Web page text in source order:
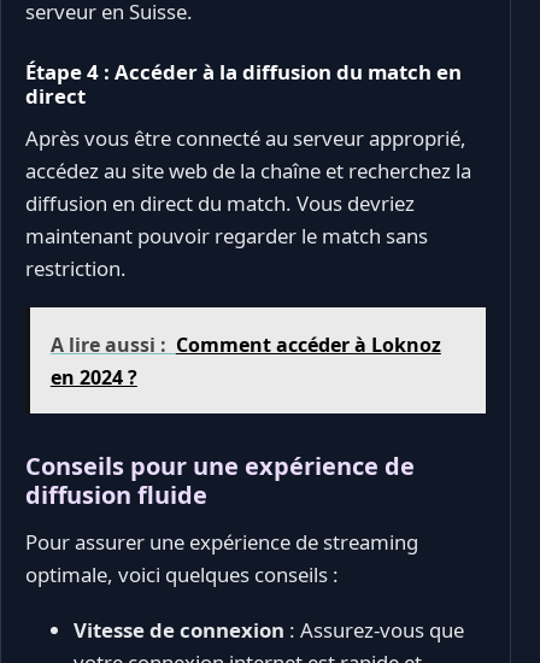
serveur en Suisse.
Étape 4 : Accéder à la diffusion du match en
direct
Après vous être connecté au serveur approprié,
accédez au site web de la chaîne et recherchez la
diffusion en direct du match. Vous devriez
maintenant pouvoir regarder le match sans
restriction.
A lire aussi : Comment accéder à Loknoz
en 2024 ?
Conseils pour une expérience de
diffusion fluide
Pour assurer une expérience de streaming
optimale, voici quelques conseils :
Vitesse de connexion : Assurez-vous que